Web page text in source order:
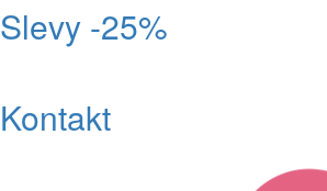
Slevy -25%
Kontakt